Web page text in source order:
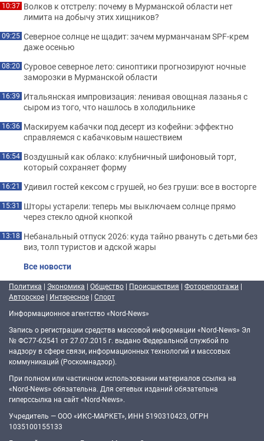
10:37 Волков к отстрелу: почему в Мурманской области нет
лимита на добычу этих хищников?
09:25 Северное солнце не щадит: зачем мурманчанам SPF-крем
даже осенью
08:20 Суровое северное лето: синоптики прогнозируют ночные
заморозки в Мурманской области
16:39 Итальянская импровизация: ленивая овощная лазанья с
сыром из того, что нашлось в холодильнике
16:36 Маскируем кабачки под десерт из кофейни: эффектно
справляемся с кабачковым нашествием
16:54 Воздушный как облако: клубничный шифоновый торт,
который сохраняет форму
16:21 Удивил гостей кексом с грушей, но без груши: все в восторге
15:31 Шторы устарели: теперь мы выключаем солнце прямо
через стекло одной кнопкой
13:18 Небанальный отпуск 2026: куда тайно рвануть с детьми без
виз, толп туристов и адской жары
Все новости
Политика | Экономика | Общество | Происшествия | Фоторепортажи |
Авторское | Интересное | Спорт
Информационное агентство «Nord-News»
Запись о регистрации средства массовой информации «Nord-News» Эл
№ ФС77-62541 от 27.07.2015 г. выдано Федеральной службой по
надзору в сфере связи, информационных технологий и массовых
коммуникаций (Роскомнадзор).
При полном или частичном использовании материалов ссылка на
«Nord-News» обязательна. Для сетевых изданий обязательна
гиперссылка на сайт «Nord-News».
Учредитель — ООО «ИКС-МАРКЕТ», ИНН 5190310423, ОГРН
1035100155133